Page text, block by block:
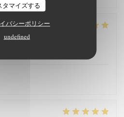
タマイズする
バシーポリシー
undefined